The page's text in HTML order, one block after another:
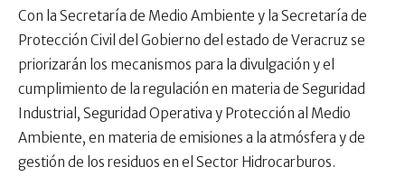
Con la Secretaría de Medio Ambiente y la Secretaría de
Protección Civil del Gobierno del estado de Veracruz se
priorizarán los mecanismos para la divulgación y el
cumplimiento de la regulación en materia de Seguridad
Industrial, Seguridad Operativa y Protección al Medio
Ambiente, en materia de emisiones a la atmósfera y de
gestión de los residuos en el Sector Hidrocarburos.